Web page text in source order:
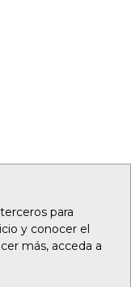
para
y conocer el
más, acceda a